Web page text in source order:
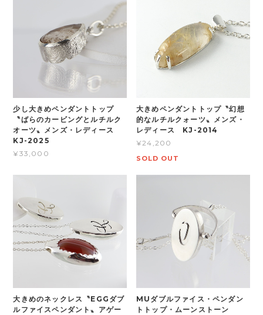
少し大きめペンダントトップ
〝ばらのカービングとルチルク
オーツ〟メンズ・レディース
KJ-2025
¥33,000
大きめペンダントトップ〝幻想
的なルチルクォーツ〟メンズ・
レディース KJ-2014
¥24,200
SOLD OUT
大きめのネックレス〝EGGダブ
ルファイスペンダント〟アゲー
MUダブルファイス・ペンダン
トトップ・ムーンストーン